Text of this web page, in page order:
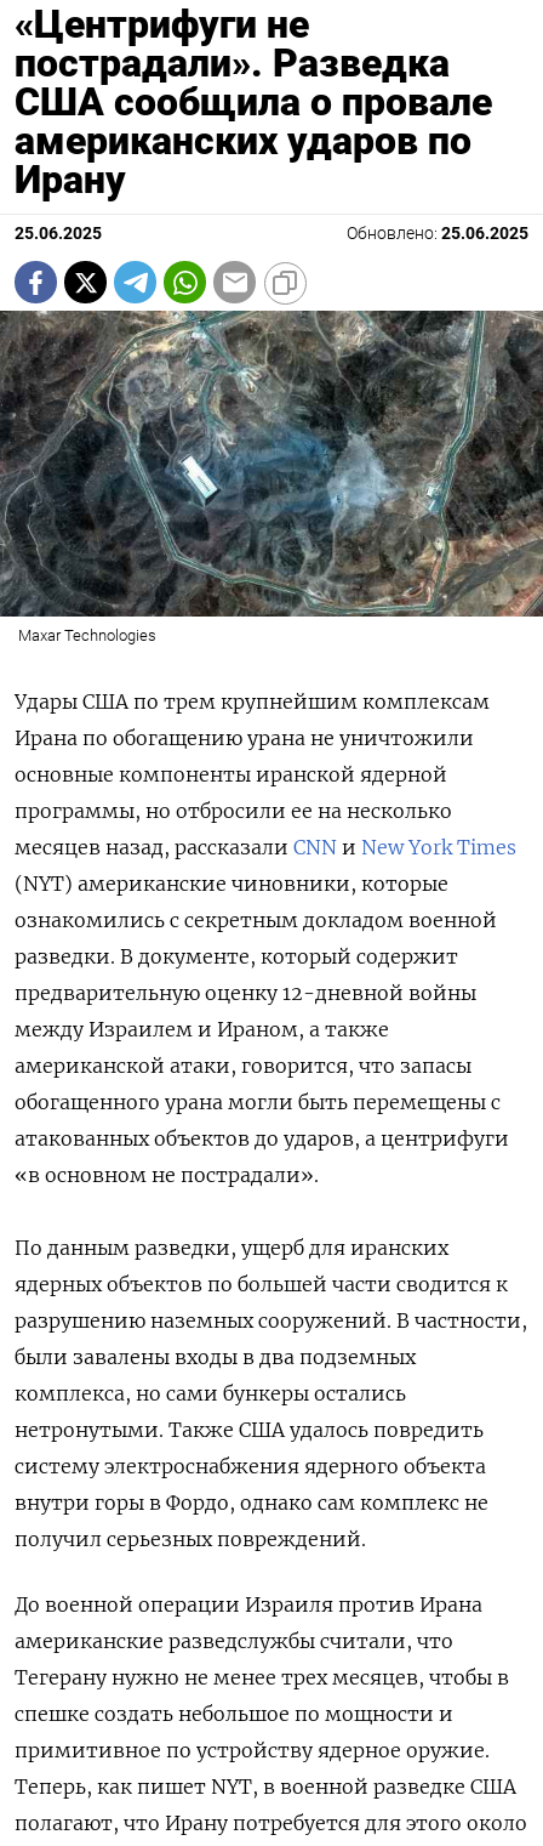
«Центрифуги не
пострадали». Разведка
США сообщила о провале
американских ударов по
Ирану
25.06.2025 Обновлено: 25.06.2025
Maxar Technologies
Удары США по трем крупнейшим комплексам
Ирана по обогащению урана не уничтожили
основные компоненты иранской ядерной
программы, но отбросили ее на несколько
месяцев назад, рассказали CNN и New York Times
(NYT) американские чиновники, которые
ознакомились с секретным докладом военной
разведки. В документе, который содержит
предварительную оценку 12-дневной войны
между Израилем и Ираном, а также
американской атаки, говорится, что запасы
обогащенного урана могли быть перемещены с
атакованных объектов до ударов, а центрифуги
«в основном не пострадали».
По данным разведки, ущерб для иранских
ядерных объектов по большей части сводится к
разрушению наземных сооружений. В частности,
были завалены входы в два подземных
комплекса, но сами бункеры остались
нетронутыми. Также США удалось повредить
систему электроснабжения ядерного объекта
внутри горы в Фордо, однако сам комплекс не
получил серьезных повреждений.
До военной операции Израиля против Ирана
американские разведслужбы считали, что
Тегерану нужно не менее трех месяцев, чтобы в
спешке создать небольшое по мощности и
примитивное по устройству ядерное оружие.
Теперь, как пишет NYT, в военной разведке США
полагают, что Ирану потребуется для этого около